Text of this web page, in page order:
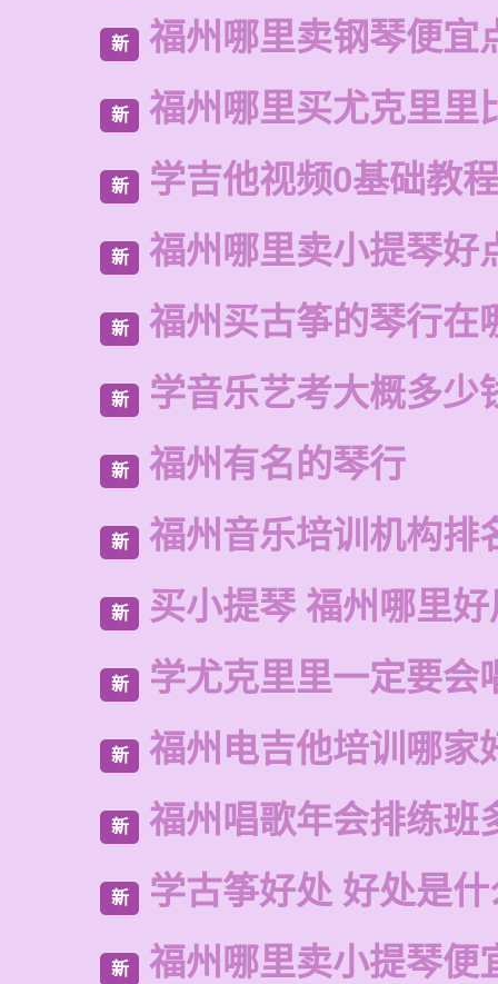
新 福州哪里卖钢琴便宜
新 福州哪里买尤克里里
新 学吉他视频0基础教
新 福州哪里卖小提琴好
新 福州买古筝的琴行在
新 学音乐艺考大概多少
新 福州有名的琴行
新 福州音乐培训机构排
新 买小提琴 福州哪里好
新 学尤克里里一定要会
新 福州电吉他培训哪家
新 福州唱歌年会排练班
新 学古筝好处 好处是什
新 福州哪里卖小提琴便